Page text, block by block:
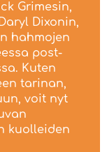
Grimesin,
Dixonin,
hahmojen
post-
Kuten
tarinan,
voit nyt
kuolleiden